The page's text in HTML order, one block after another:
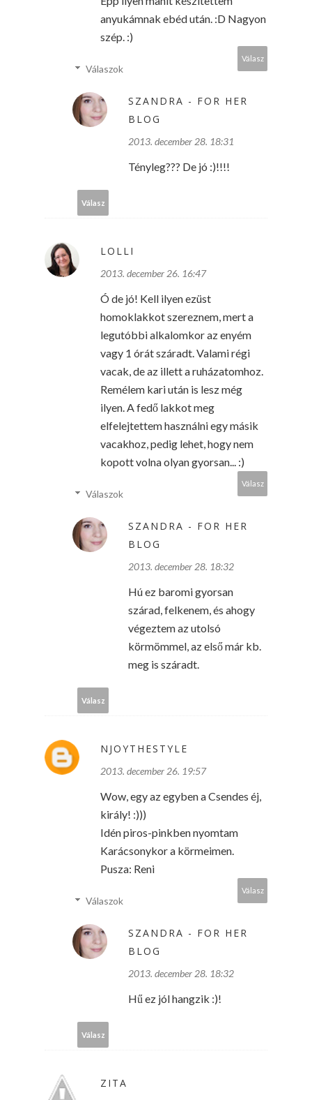
anyukámnak ebéd után. :D Nagyon
szép. :)
Válasz
Válaszok
SZANDRA - FOR HER
BLOG
2013. december 28. 18:31
Tényleg??? De jó :)!!!!
Válasz
LOLLI
2013. december 26. 16:47
Ó de jó! Kell ilyen ezüst
homoklakkot szereznem, mert a
legutóbbi alkalomkor az enyém
vagy 1 órát száradt. Valami régi
vacak, de az illett a ruházatomhoz.
Remélem kari után is lesz még
ilyen. A fedő lakkot meg
elfelejtettem használni egy másik
vacakhoz, pedig lehet, hogy nem
kopott volna olyan gyorsan... :)
Válasz
Válaszok
SZANDRA - FOR HER
BLOG
2013. december 28. 18:32
Hú ez baromi gyorsan
szárad, felkenem, és ahogy
végeztem az utolsó
körmömmel, az első már kb.
meg is száradt.
Válasz
NJOYTHESTYLE
2013. december 26. 19:57
Wow, egy az egyben a Csendes éj,
király! :)))
Idén piros-pinkben nyomtam
Karácsonykor a körmeimen.
Pusza: Reni
Válasz
Válaszok
SZANDRA - FOR HER
BLOG
2013. december 28. 18:32
Hű ez jól hangzik :)!
Válasz
ZITA